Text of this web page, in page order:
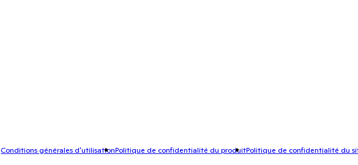
Conditions générales d'utilisationPolitique de confidentialité du produitPolitique de confidentialité du